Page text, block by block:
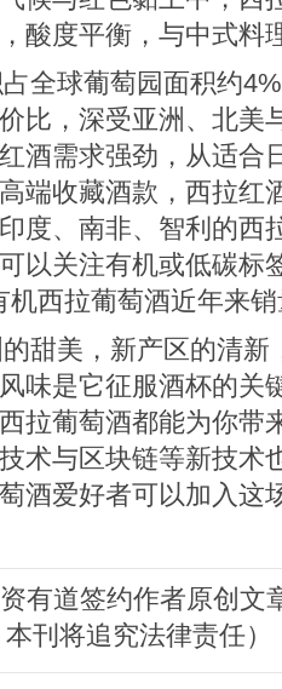
酸度平衡，与中式料
全球葡萄园面积约
比，深受亚洲、北美
酒需求强劲，从适合
端收藏酒款，西拉红
度、南非、智利的西
以关注有机或低碳标
西拉葡萄酒近年来
甜美，新产区的清
味是它征服酒杯的关
拉葡萄酒都能为你带
术与区块链等新技术
酒爱好者可以加入这
资有道签约作者原创
刊将追究法律责任）